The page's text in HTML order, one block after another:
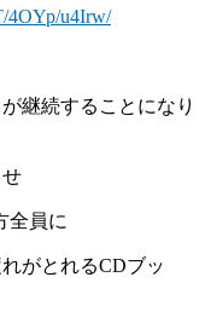
4OYp/u4Irw/
継続することになり
全員に
がとれるCDブッ